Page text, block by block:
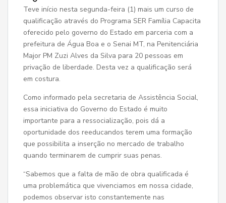
Teve início nesta segunda-feira (1) mais um curso de
qualificação através do Programa SER Família Capacita
oferecido pelo governo do Estado em parceria com a
prefeitura de Água Boa e o Senai MT, na Penitenciária
Major PM Zuzi Alves da Silva para 20 pessoas em
privação de liberdade. Desta vez a qualificação será
em costura.
Como informado pela secretaria de Assistência Social,
essa iniciativa do Governo do Estado é muito
importante para a ressocialização, pois dá a
oportunidade dos reeducandos terem uma formação
que possibilita a inserção no mercado de trabalho
quando terminarem de cumprir suas penas.
“Sabemos que a falta de mão de obra qualificada é
uma problemática que vivenciamos em nossa cidade,
podemos observar isto constantemente nas